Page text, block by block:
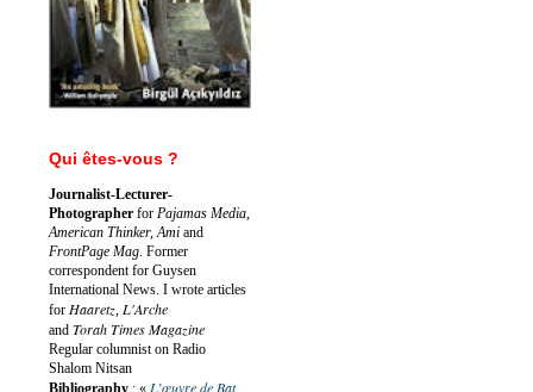
Qui êtes-vous ?
Journalist-Lecturer-
Photographer for Pajamas Media,
American Thinker, Ami and
FrontPage Mag. Former
correspondent for Guysen
International News. I wrote articles
for Haaretz, L'Arche
and Torah Times Magazine
Regular columnist on Radio
Shalom Nitsan
Bibliography : « L’œuvre de Bat